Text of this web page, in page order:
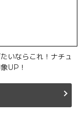
いならこれ！ナチュ
UP！